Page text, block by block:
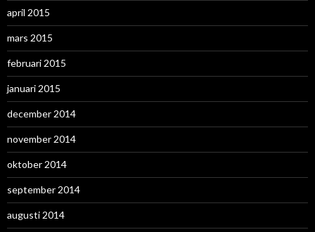
april 2015
mars 2015
februari 2015
januari 2015
december 2014
november 2014
oktober 2014
september 2014
augusti 2014